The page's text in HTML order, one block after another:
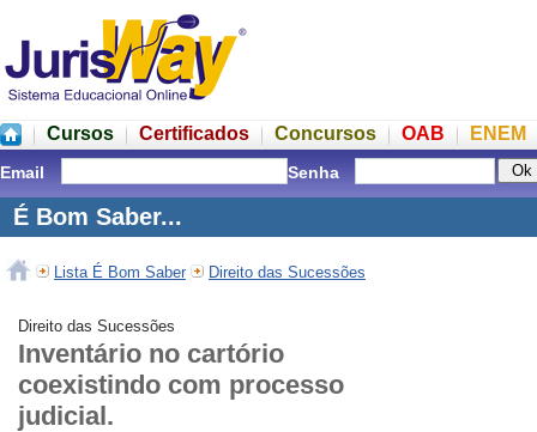
Cursos Certificados Concursos OAB ENEM
Email Senha
É Bom Saber...
Lista É Bom Saber Direito das Sucessões
Direito das Sucessões
Inventário no cartório
coexistindo com processo
judicial.